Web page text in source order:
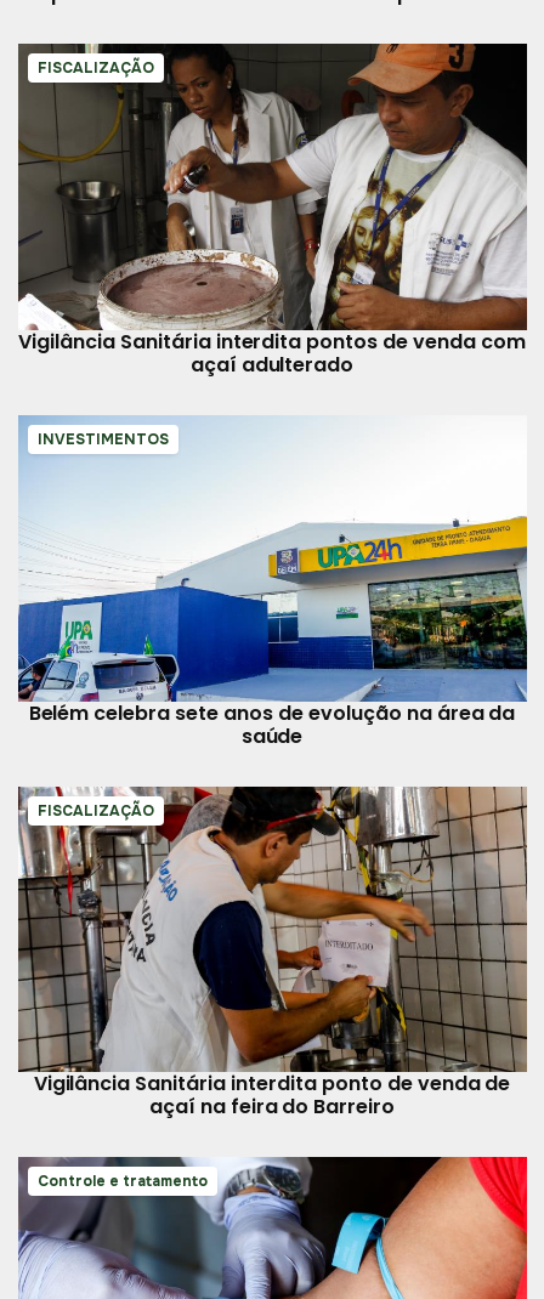
FISCALIZAÇÃO
Vigilância Sanitária interdita pontos de venda com
açaí adulterado
INVESTIMENTOS
Belém celebra sete anos de evolução na área da
saúde
FISCALIZAÇÃO
Vigilância Sanitária interdita ponto de venda de
açaí na feira do Barreiro
Controle e tratamento